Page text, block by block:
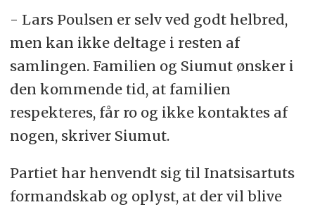
- Lars Poulsen er selv ved godt helbred,
men kan ikke deltage i resten af
samlingen. Familien og Siumut ønsker i
den kommende tid, at familien
respekteres, får ro og ikke kontaktes af
nogen, skriver Siumut.
Partiet har henvendt sig til Inatsisartuts
formandskab og oplyst, at der vil blive